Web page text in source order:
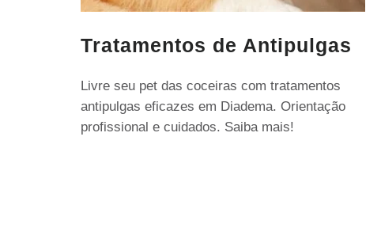
Tratamentos de Antipulgas
Livre seu pet das coceiras com tratamentos
antipulgas eficazes em Diadema. Orientação
profissional e cuidados. Saiba mais!